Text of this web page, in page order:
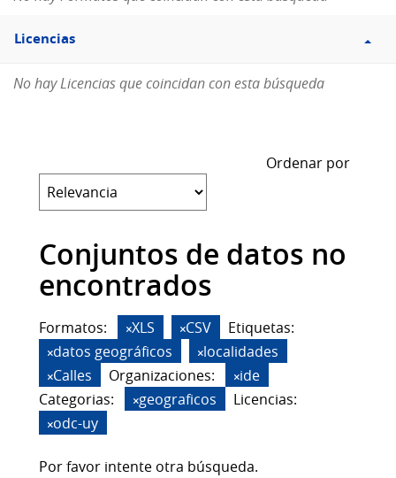
Filtro
Licencias
Licencias
No hay Licencias que coincidan con esta búsqueda
Ordenar por
Conjuntos de datos no
encontrados
Formatos: XLS CSV
Etiquetas:
datos geográficos
localidades
Calles
Organizaciones:
ide
Categorias:
geograficos
Licencias:
odc-uy
Por favor intente otra búsqueda.